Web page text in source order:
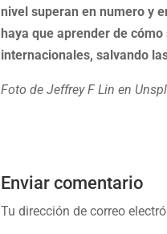
nivel superan en numero y
haya que aprender de
internacionales, salvando
Foto de Jeffrey F Lin en
Enviar comentario
Tu dirección de correo